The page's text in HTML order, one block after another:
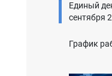
Единый
сентября
График